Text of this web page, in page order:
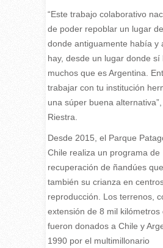
“Este trabajo colaborativo
de poder repoblar un lugar
donde antiguamente había y
hay, desde un lugar donde sí
muchos que es Argentina.
trabajar con tu institución
una súper buena
Riestra.
Desde 2015, el Parque
Chile realiza un programa de
recuperación de ñandúes
también su crianza en
reproducción. Los terrenos,
extensión de 8 mil kilómetros
fueron donados a Chile y
1990 por el multimillonario